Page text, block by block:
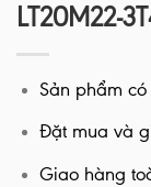
LT20M22-
Sản phẩm
Đặt mua và
Giao hàng